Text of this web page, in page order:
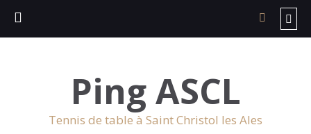
Ping ASCL
Tennis de table à Saint Christol les Ales